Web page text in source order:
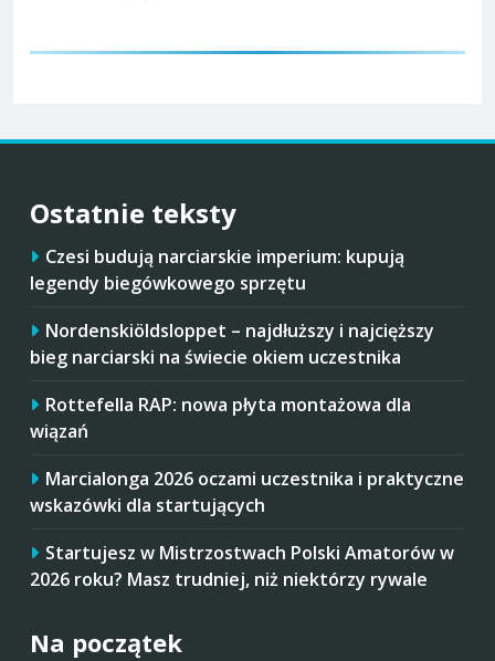
Ostatnie teksty
Czesi budują narciarskie imperium: kupują
legendy biegówkowego sprzętu
Nordenskiöldsloppet – najdłuższy i najcięższy
bieg narciarski na świecie okiem uczestnika
Rottefella RAP: nowa płyta montażowa dla
wiązań
Marcialonga 2026 oczami uczestnika i praktyczne
wskazówki dla startujących
Startujesz w Mistrzostwach Polski Amatorów w
2026 roku? Masz trudniej, niż niektórzy rywale
Na początek